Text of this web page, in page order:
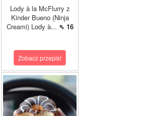
Lody à la McFlurry z
Kinder Bueno (Ninja
Creami) Lody à... ⇖ 16
Zobacz przepis!